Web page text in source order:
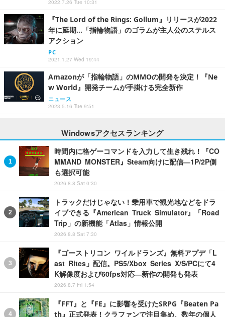
2022.7.26 Tue 10:31
『The Lord of the Rings: Gollum』リリースが2022
年に延期…「指輪物語」のゴラムが主人公のステルス
アクション
PC
2021.1.27 Wed 19:44
Amazonが「指輪物語」のMMOの開発を決定！『Ne
w World』開発チームが手掛ける完全新作
ニュース
2023.5.16 Tue 9:51
Windowsアクセスランキング
時間内に格ゲーコマンドを入力して生き残れ！『CO
MMAND MONSTER』Steam向けに配信―1P/2P側
も選択可能
2026.8.8 Sat 0:30
トラックだけじゃない！乗用車で観光地などをドラ
イブできる『American Truck Simulator』「Road
Trip」の新機能「Atlas」情報公開
2026.8.8 Sat 7:30
『ゴーストリコン ワイルドランズ』無料アプデ「L
ast Rites」配信。PS5/Xbox Series X/S/PCにて4
K解像度および60fps対応―新作の開発も発表
2026.8.7 Fri 1:54
『FFT』と『FE』に影響を受けたSRPG『Beaten Pa
th』正式発表！クラファンで注目集め、数年の個人